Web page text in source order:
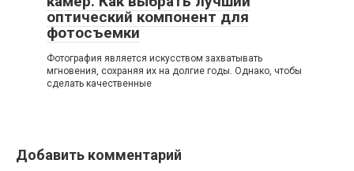
оптический компонент для
фотосъемки
Фотография является искусством захватывать
мгновения, сохраняя их на долгие годы. Однако, чтобы
сделать качественные
Добавить комментарий